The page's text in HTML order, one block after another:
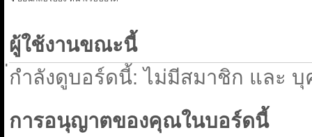
ผู้ใช้งานขณะนี้
กำลังดูบอร์ดนี้: ไม่มีสมาชิก และ
การอนุญาตของคุณในบอร์ดนี้